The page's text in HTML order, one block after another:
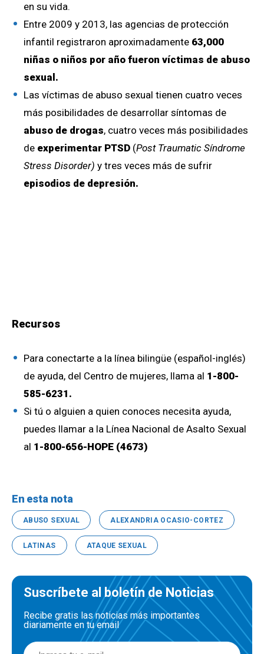
en su vida.
Entre 2009 y 2013, las agencias de protección
infantil registraron aproximadamente 63,000
niñas o niños por año fueron víctimas de abuso
sexual.
Las víctimas de abuso sexual tienen cuatro veces
más posibilidades de desarrollar síntomas de
abuso de drogas, cuatro veces más posibilidades
de experimentar PTSD (Post Traumatic Síndrome
Stress Disorder) y tres veces más de sufrir
episodios de depresión.
Recursos
Para conectarte a la línea bilingüe (español-inglés)
de ayuda, del Centro de mujeres, llama al 1-800-
585-6231.
Si tú o alguien a quien conoces necesita ayuda,
puedes llamar a la Línea Nacional de Asalto Sexual
al 1-800-656-HOPE (4673)
En esta nota
ABUSO SEXUAL ALEXANDRIA OCASIO-CORTEZ
LATINAS ATAQUE SEXUAL
Suscríbete al boletín de Noticias
Recibe gratis las noticias más importantes
diariamente en tu email